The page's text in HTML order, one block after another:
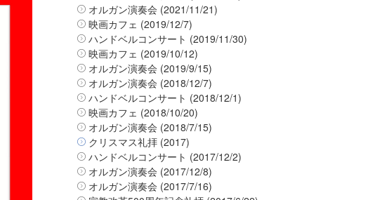
オルガン演奏会 (2021/11/21)
映画カフェ (2019/12/7)
ハンドベルコンサート (2019/11/30)
映画カフェ (2019/10/12)
オルガン演奏会 (2019/9/15)
オルガン演奏会 (2018/12/7)
ハンドベルコンサート (2018/12/1)
映画カフェ (2018/10/20)
オルガン演奏会 (2018/7/15)
クリスマス礼拝 (2017)
ハンドベルコンサート (2017/12/2)
オルガン演奏会 (2017/12/8)
オルガン演奏会 (2017/7/16)